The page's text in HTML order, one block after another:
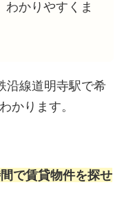
わかりやすくま
沿線道明寺駅で希
かります。
で賃貸物件を探せ